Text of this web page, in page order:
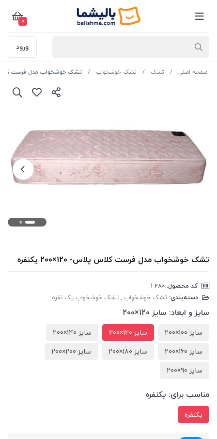
0
ورود
صفحه اصلی تشک تشک خوشخواب تشک خوشخواب مدل فرست کلاس پلاس-
تشک خوشخواب مدل فرست کلاس پلاس- 120×200 یکنفره
کد محصول:
دسته‌بندی: تشک خوشخواب ,تشک خوشخواب یک نفره
سایز و ابعاد: سایز 120×200
سایز 100×200 سایز 120×200
سایز 140×200
سایز 160×200
سایز 180×200
سایز 200×200
سایز 90×200
مناسب برای: یکنفره
یکنفره